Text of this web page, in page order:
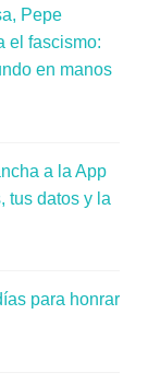
Pepe
el fascismo:
en manos
a la App
tus datos y la
para honrar